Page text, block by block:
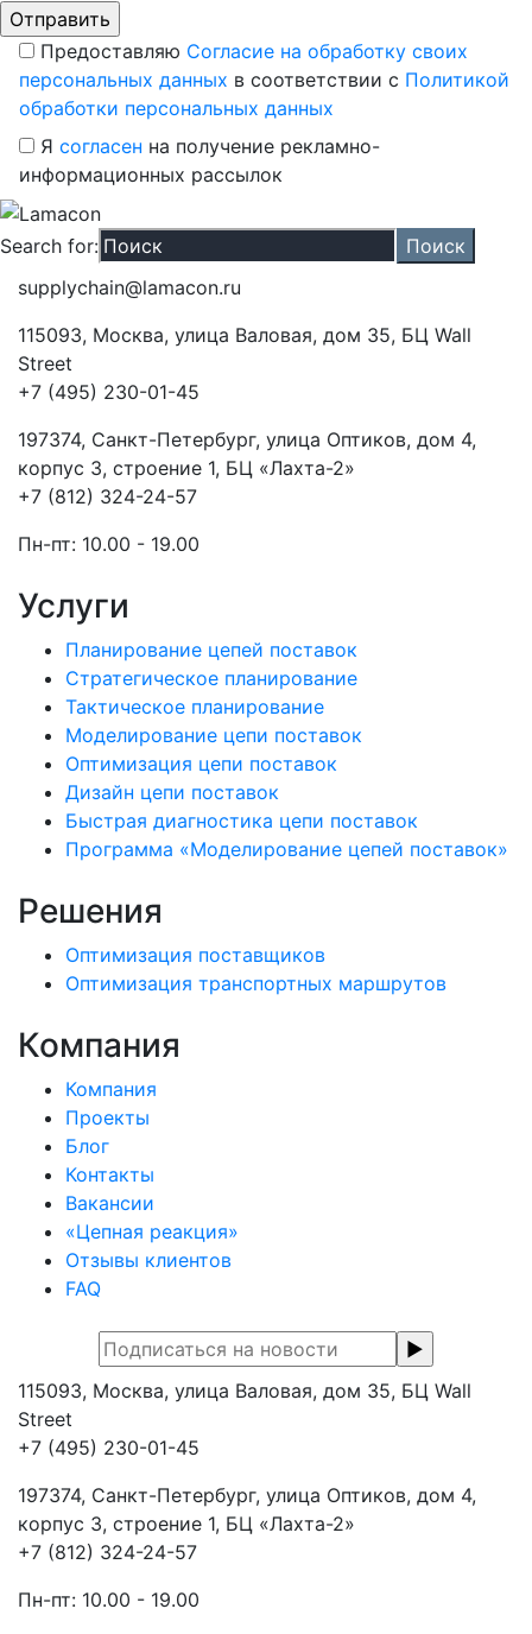
Предоставляю Согласие на обработку своих
персональных данных в соответствии с Политикой
обработки персональных данных
Я согласен на получение рекламно-
информационных рассылок
Search for:
supplychain@lamacon.ru
115093, Москва, улица Валовая, дом 35, БЦ Wall
Street
+7 (495) 230-01-45
197374, Санкт-Петербург, улица Оптиков, дом 4,
корпус 3, строение 1, БЦ «Лахта-2»
+7 (812) 324-24-57
Пн-пт: 10.00 - 19.00
Услуги
Планирование цепей поставок
Стратегическое планирование
Тактическое планирование
Моделирование цепи поставок
Оптимизация цепи поставок
Дизайн цепи поставок
Быстрая диагностика цепи поставок
Программа «Моделирование цепей поставок»
Решения
Оптимизация поставщиков
Оптимизация транспортных маршрутов
Компания
Компания
Проекты
Блог
Контакты
Вакансии
«Цепная реакция»
Отзывы клиентов
FAQ
115093, Москва, улица Валовая, дом 35, БЦ Wall
Street
+7 (495) 230-01-45
197374, Санкт-Петербург, улица Оптиков, дом 4,
корпус 3, строение 1, БЦ «Лахта-2»
+7 (812) 324-24-57
Пн-пт: 10.00 - 19.00